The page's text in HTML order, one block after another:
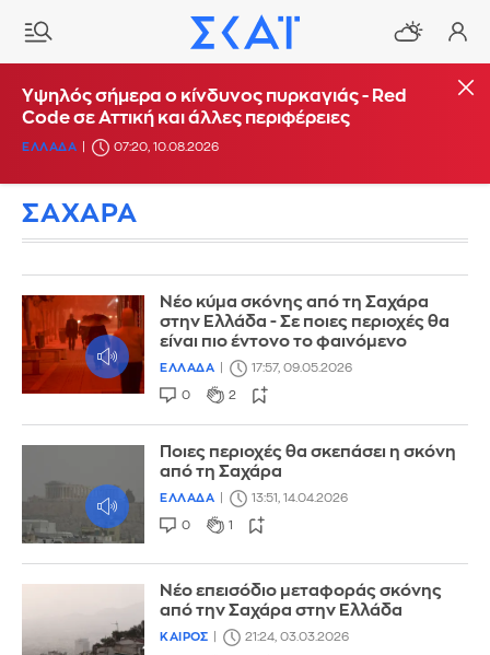
Υψηλός σήμερα ο κίνδυνος πυρκαγιάς - Red
Code σε Αττική και άλλες περιφέρειες
ΕΛΛΑΔΑ 07:20, 10.08.2026
ΣΑΧΑΡΑ
Νέο κύμα σκόνης από τη Σαχάρα
στην Ελλάδα - Σε ποιες περιοχές θα
είναι πιο έντονο το φαινόμενο
ΕΛΛΑΔΑ 17:57, 09.05.2026
0 2
Ποιες περιοχές θα σκεπάσει η σκόνη
από τη Σαχάρα
ΕΛΛΑΔΑ 13:51, 14.04.2026
0 1
Νέο επεισόδιο μεταφοράς σκόνης
από την Σαχάρα στην Ελλάδα
ΚΑΙΡΟΣ 21:24, 03.03.2026